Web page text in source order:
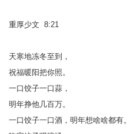
重厚少文 8:21
天寒地冻冬至到，
祝福暖阳把你照。
一口饺子一口蒜，
明年挣他几百万。
一口饺子一口酒，明年想啥啥都有。